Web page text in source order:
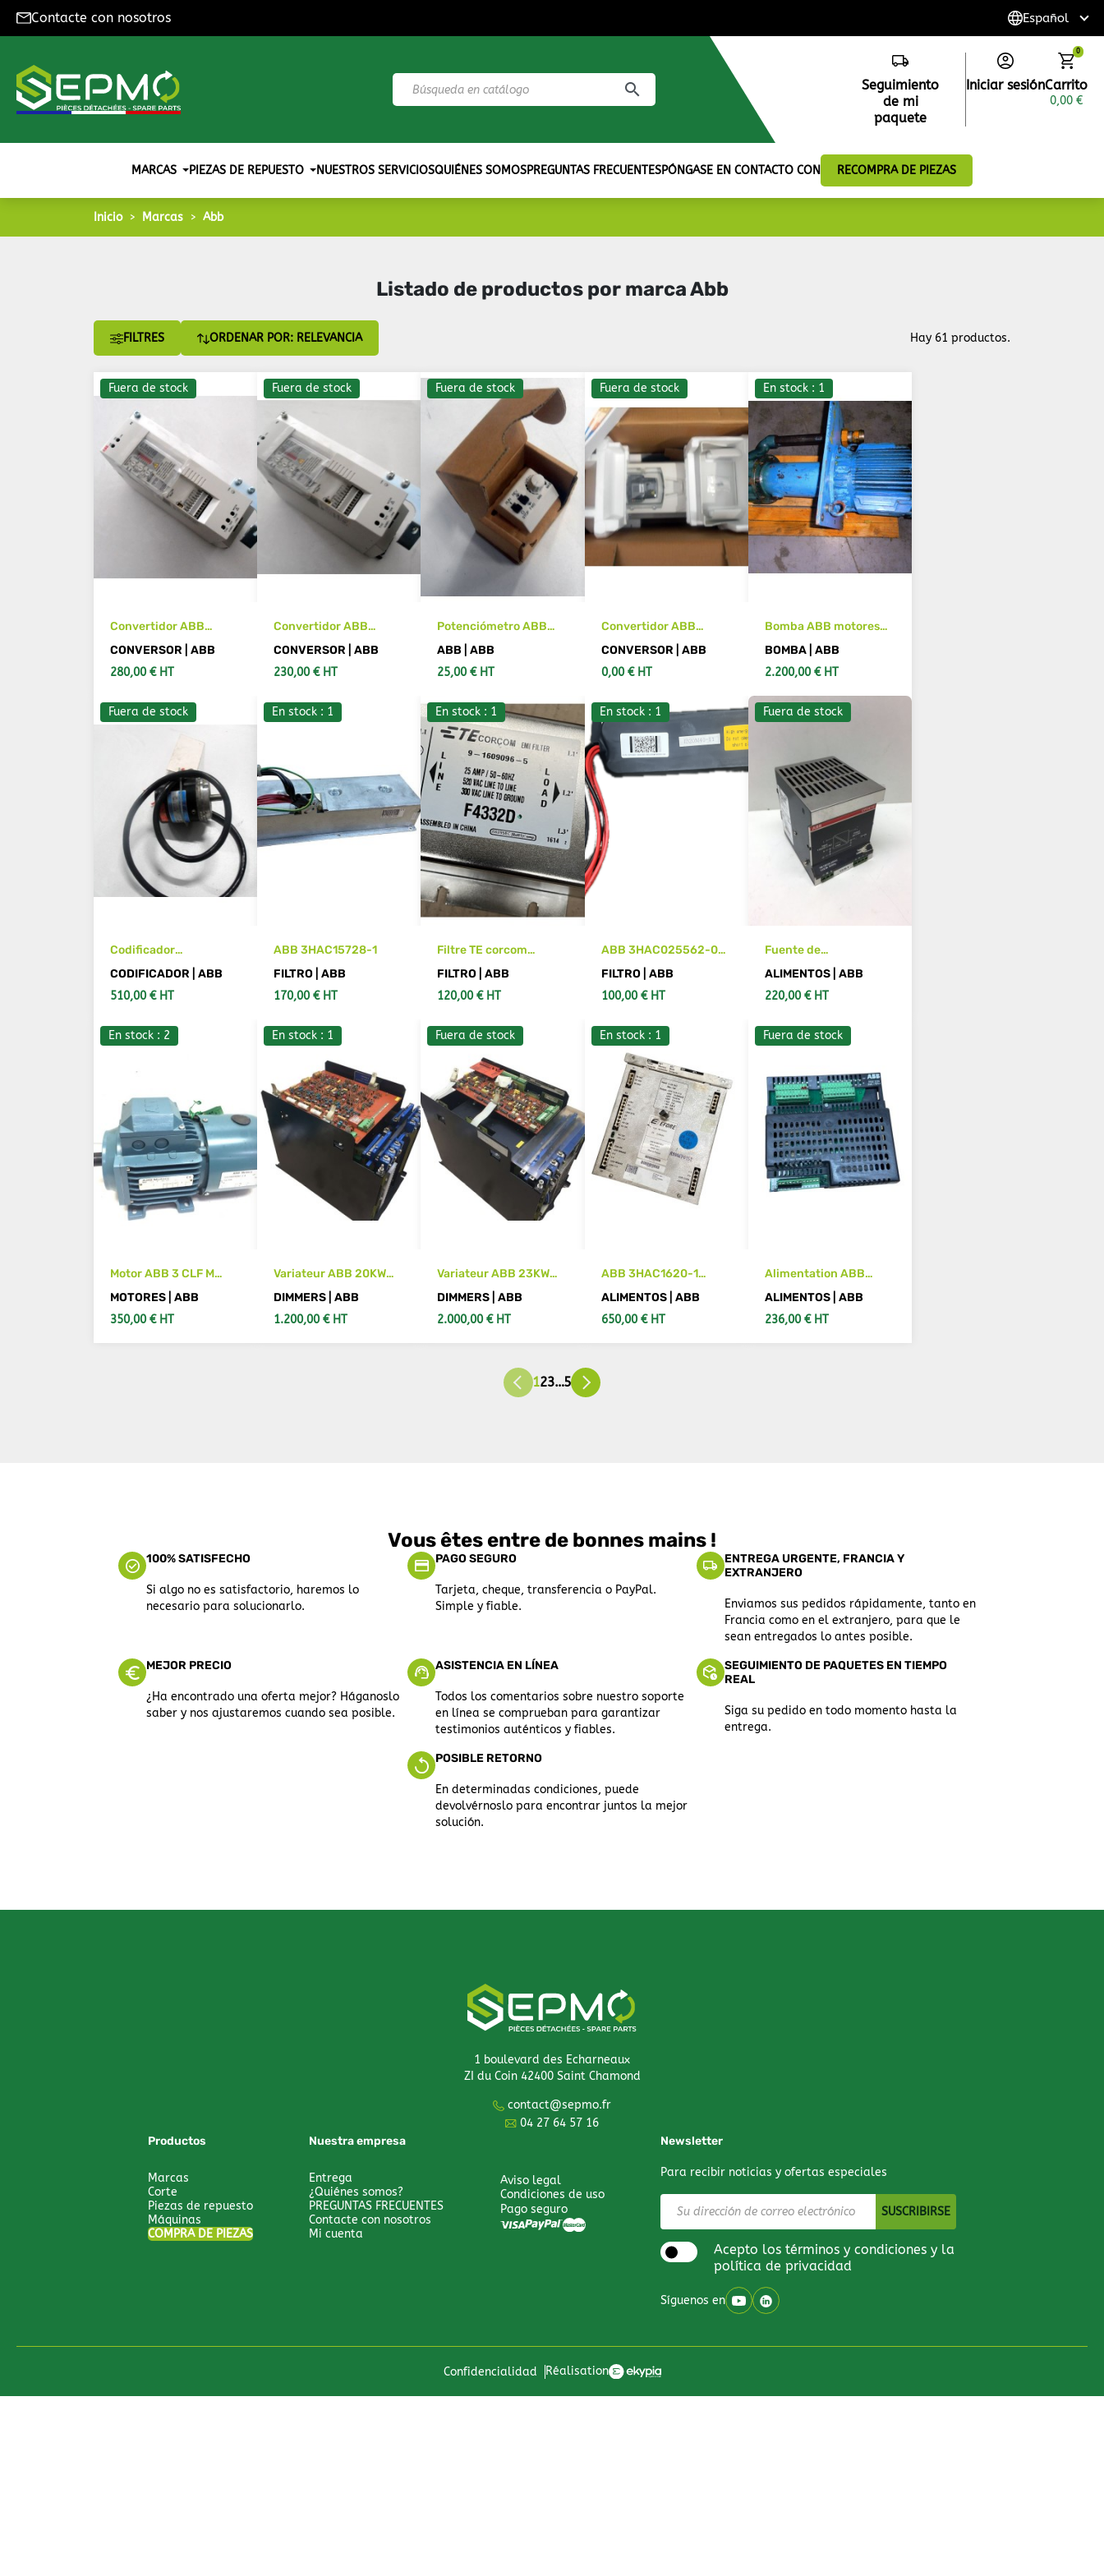
Contacte con nosotros
search
Seguimiento
de mi
paquete
Iniciar sesiónCarrito
0
0,00 €
MARCAS PIEZAS DE REPUESTO NUESTROS SERVICIOSQUIÉNES SOMOSPREGUNTAS FRECUENTESPÓNGASE EN CONTACTO CON RECOMPRA DE PIEZAS
Inicio Marcas Abb
Listado de productos por marca Abb
FILTRES ORDENAR POR: RELEVANCIA Hay 61 productos.
Fuera de stock
Convertidor ABB
ACS50-01E-09 A8-2
CONVERSOR | ABB
280,00 € HT
VER MÁS DETALLES
Fuera de stock
Convertidor ABB
ACS50-01E-07 A6-2
CONVERSOR | ABB
230,00 € HT
VER MÁS DETALLES
Fuera de stock
Potenciómetro ABB
ACS50-POT
ABB | ABB
25,00 € HT
VER MÁS DETALLES
Fuera de stock
Convertidor ABB
ACH550
CONVERSOR | ABB
0,00 € HT
VER MÁS DETALLES
En stock : 1
Bomba ABB motores
M2AA 132 SA
BOMBA | ABB
2.200,00 € HT
AÑADIR AL CARRITO
Fuera de stock
Codificador
TAMAGAWA OAS 66-
12-C/T-EP-2
TS1857N112
CODIFICADOR | ABB
510,00 € HT
VER MÁS DETALLES
En stock : 1
ABB 3HAC15728-1
FILTRO | ABB
170,00 € HT
AÑADIR AL CARRITO
En stock : 1
Filtre TE corcom
F4332D
FILTRO | ABB
120,00 € HT
AÑADIR AL CARRITO
En stock : 1
ABB 3HAC025562-001
DSQC 655 Capacitor
FILTRO | ABB
100,00 € HT
AÑADIR AL CARRITO
Fuera de stock
Fuente de
alimentación ABB CP-
24/10 24 VDC
ALIMENTOS | ABB
220,00 € HT
VER MÁS DETALLES
En stock : 2
Motor ABB 3 CLF M
3VRS80B-6 0,55kW
MOTORES | ABB
350,00 € HT
En stock : 1
Variateur ABB 20KW
DA 2001 C DA2001C
DIMMERS | ABB
1.200,00 € HT
Fuera de stock
Variateur ABB 23KW
DPH 10051D-S15001/1
DIMMERS | ABB
2.000,00 € HT
En stock : 1
ABB 3HAC1620-1
DSQC365
ALIMENTOS | ABB
650,00 € HT
Fuera de stock
Alimentation ABB
3HAC17970-1
DSQC328A
ALIMENTOS | ABB
236,00 € HT
123…5
Vous êtes entre de bonnes mains !
100% SATISFECHO
Si algo no es satisfactorio, haremos lo
necesario para solucionarlo.
PAGO SEGURO
Tarjeta, cheque, transferencia o PayPal.
Simple y fiable.
ENTREGA URGENTE, FRANCIA Y
EXTRANJERO
Enviamos sus pedidos rápidamente, tanto en
Francia como en el extranjero, para que le
sean entregados lo antes posible.
MEJOR PRECIO
¿Ha encontrado una oferta mejor? Háganoslo
saber y nos ajustaremos cuando sea posible.
ASISTENCIA EN LÍNEA
Todos los comentarios sobre nuestro soporte
en línea se comprueban para garantizar
testimonios auténticos y fiables.
SEGUIMIENTO DE PAQUETES EN TIEMPO
REAL
Siga su pedido en todo momento hasta la
entrega.
POSIBLE RETORNO
En determinadas condiciones, puede
devolvérnoslo para encontrar juntos la mejor
solución.
1 boulevard des Echarneaux
ZI du Coin 42400 Saint Chamond
contact@sepmo.fr
04 27 64 57 16
Productos
Marcas
Corte
Piezas de repuesto
Máquinas
COMPRA DE PIEZAS
Nuestra empresa
Entrega
¿Quiénes somos?
PREGUNTAS FRECUENTES
Contacte con nosotros
Mi cuenta
Aviso legal
Condiciones de uso
Pago seguro
Newsletter
Para recibir noticias y ofertas especiales
Acepto los términos y condiciones y la
política de privacidad
Síguenos en
Confidencialidad Réalisation